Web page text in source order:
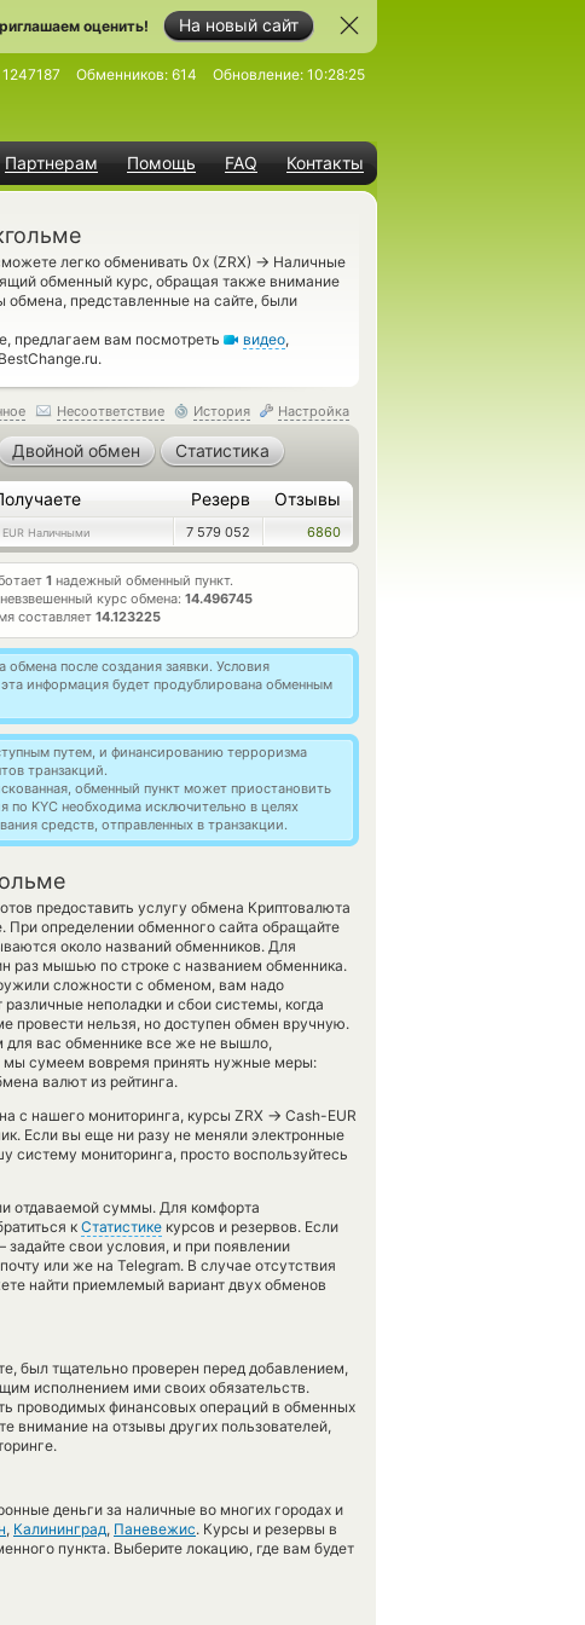
На новый сайт
оценить!
Партнерам Помощь FAQ Контакты
1247187 Обменников: 614 Обновление: 10:28:25
легко обменивать 0x (ZRX) → Наличные
обменный курс, обращая также внимание
обмена, представленные на сайте, были
предлагаем вам посмотреть
видео,
Несоответствие История Настройка
Двойной обмен Статистика
Резерв Отзывы
EUR Наличными 7 579 052 6860
1 надежный обменный пункт.
курс обмена: 14.496745
составляет 14.123225
обмена после создания заявки. Условия
информация будет продублирована обменным
путем, и финансированию терроризма
транзакций.
обменный пункт может приостановить
по KYC необходима исключительно в целях
средств, отправленных в транзакции.
предоставить услугу обмена Криптовалюта
определении обменного сайта обращайте
около названий обменников. Для
раз мышью по строке с названием обменника.
сложности с обменом, вам надо
неполадки и сбои системы, когда
провести нельзя, но доступен обмен вручную.
для вас обменнике все же не вышло,
сумеем вовремя принять нужные меры:
валют из рейтинга.
с нашего мониторинга, курсы ZRX → Cash-EUR
Если вы еще ни разу не меняли электронные
мониторинга, просто воспользуйтесь
отдаваемой суммы. Для комфорта
к Статистике курсов и резервов. Если
– задайте свои условия, и при появлении
или же на Telegram. В случае отсутствия
найти приемлемый вариант двух обменов
был тщательно проверен перед добавлением,
исполнением ими своих обязательств.
проводимых финансовых операций в обменных
внимание на отзывы других пользователей,
деньги за наличные во многих городах и
, Калининград, Паневежис. Курсы и резервы в
пункта. Выберите локацию, где вам будет